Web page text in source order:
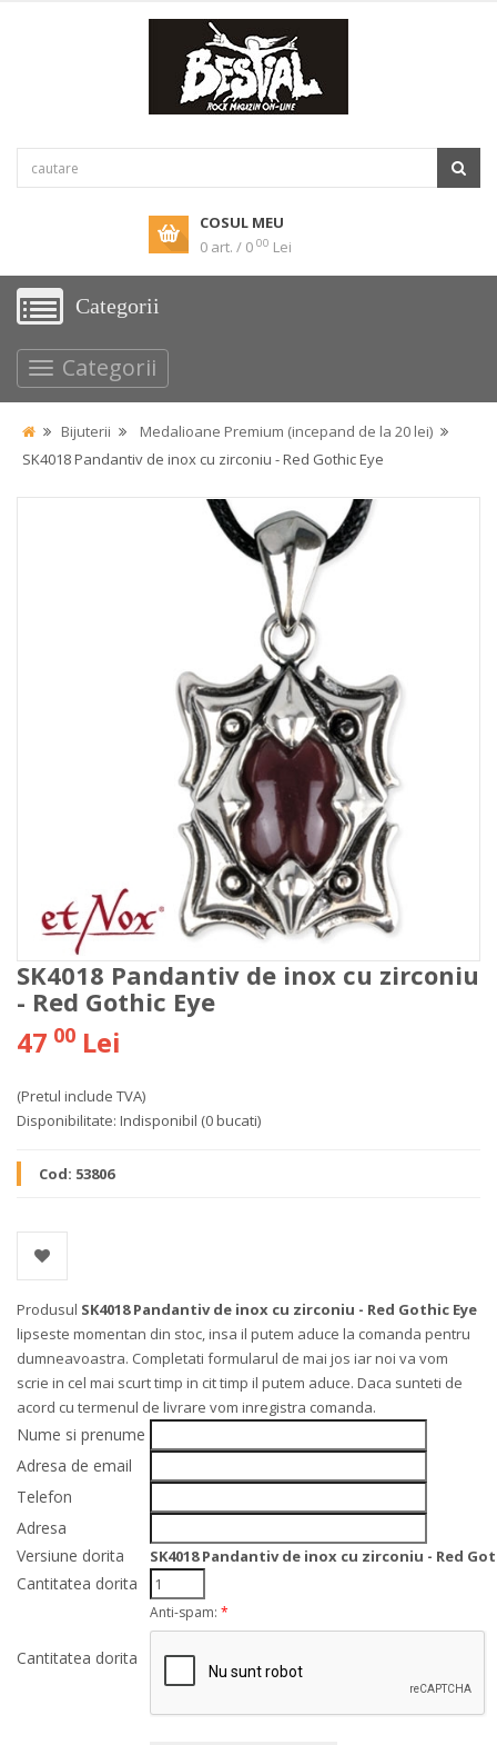
COSUL MEU
0 art. / 0 00 Lei
Categorii
Categorii
Bijuterii
Medalioane Premium (incepand de la 20 lei)
SK4018 Pandantiv de inox cu zirconiu - Red Gothic Eye
SK4018 Pandantiv de inox cu zirconiu
- Red Gothic Eye
47 00 Lei
(Pretul include TVA)
Disponibilitate: Indisponibil (0 bucati)
Cod: 53806
Produsul SK4018 Pandantiv de inox cu zirconiu - Red Gothic Eye
lipseste momentan din stoc, insa il putem aduce la comanda pentru
dumneavoastra. Completati formularul de mai jos iar noi va vom
scrie in cel mai scurt timp in cit timp il putem aduce. Daca sunteti de
acord cu termenul de livrare vom inregistra comanda.
Nume si prenume
Adresa de email
Telefon
Adresa
Versiune dorita
SK4018 Pandantiv de inox cu zirconiu - Red
Cantitatea dorita
Cantitatea dorita
Anti-spam: *